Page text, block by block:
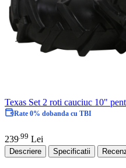
Texas Set 2 roti cauciuc 10"
Rate 0% dobanda cu TBI
239 99 Lei
Descriere Specificatii